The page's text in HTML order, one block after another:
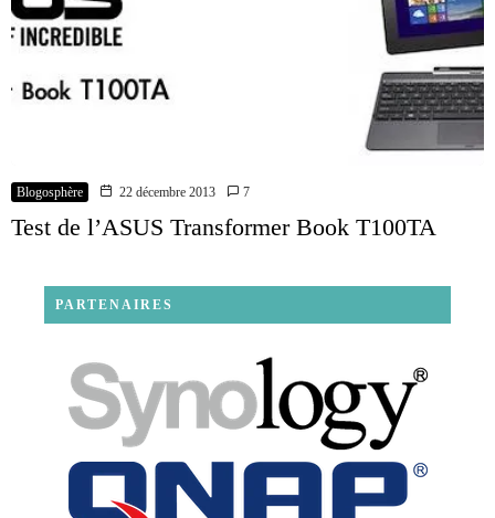
Blogosphère 22 décembre 2013 7
Test de l’ASUS Transformer Book T100TA
PARTENAIRES